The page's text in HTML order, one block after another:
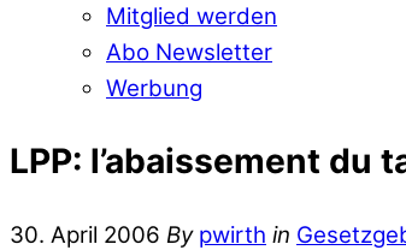
Mitglied werden
Abo Newsletter
Werbung
LPP: l’abaissement
30. April 2006 By pwirth in